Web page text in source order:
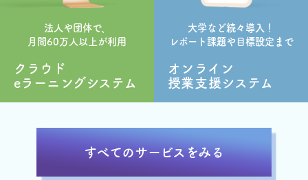
法人や団体で、
月間60万人以上が利用
クラウド
eラーニングシステム
大学など続々導入！
レポート課題や目標設定まで
オンライン
授業支援システム
すべてのサービスをみる